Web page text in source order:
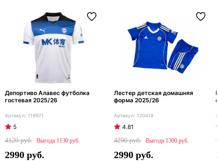
Депортиво Алавес футболка
гостевая 2025/26
119971
5
4120
1130
2990
Лестер детская домашняя
форма 2025/26
120419
4.81
4290
1300
2990